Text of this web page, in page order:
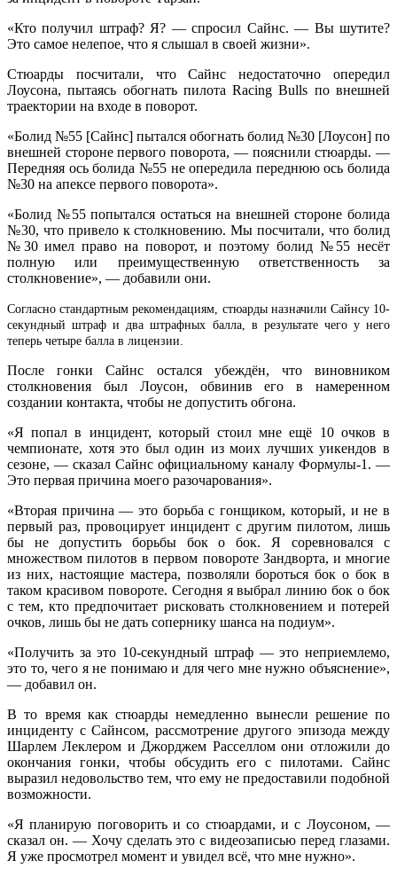
«Кто получил штраф? Я? — спросил Сайнс. — Вы шутите?
Это самое нелепое, что я слышал в своей жизни».
Стюарды посчитали, что Сайнс недостаточно опередил
Лоусона, пытаясь обогнать пилота Racing Bulls по внешней
траектории на входе в поворот.
«Болид №55 [Сайнс] пытался обогнать болид №30 [Лоусон] по
внешней стороне первого поворота, — пояснили стюарды. —
Передняя ось болида №55 не опередила переднюю ось болида
№30 на апексе первого поворота».
«Болид №55 попытался остаться на внешней стороне болида
№30, что привело к столкновению. Мы посчитали, что болид
№30 имел право на поворот, и поэтому болид №55 несёт
полную или преимущественную ответственность за
столкновение», — добавили они.
Согласно стандартным рекомендациям, стюарды назначили Сайнсу 10-
секундный штраф и два штрафных балла, в результате чего у него
теперь четыре балла в лицензии.
После гонки Сайнс остался убеждён, что виновником
столкновения был Лоусон, обвинив его в намеренном
создании контакта, чтобы не допустить обгона.
«Я попал в инцидент, который стоил мне ещё 10 очков в
чемпионате, хотя это был один из моих лучших уикендов в
сезоне, — сказал Сайнс официальному каналу Формулы-1. —
Это первая причина моего разочарования».
«Вторая причина — это борьба с гонщиком, который, и не в
первый раз, провоцирует инцидент с другим пилотом, лишь
бы не допустить борьбы бок о бок. Я соревновался с
множеством пилотов в первом повороте Зандворта, и многие
из них, настоящие мастера, позволяли бороться бок о бок в
таком красивом повороте. Сегодня я выбрал линию бок о бок
с тем, кто предпочитает рисковать столкновением и потерей
очков, лишь бы не дать сопернику шанса на подиум».
«Получить за это 10-секундный штраф — это неприемлемо,
это то, чего я не понимаю и для чего мне нужно объяснение»,
— добавил он.
В то время как стюарды немедленно вынесли решение по
инциденту с Сайнсом, рассмотрение другого эпизода между
Шарлем Леклером и Джорджем Расселлом они отложили до
окончания гонки, чтобы обсудить его с пилотами. Сайнс
выразил недовольство тем, что ему не предоставили подобной
возможности.
«Я планирую поговорить и со стюардами, и с Лоусоном, —
сказал он. — Хочу сделать это с видеозаписью перед глазами.
Я уже просмотрел момент и увидел всё, что мне нужно».